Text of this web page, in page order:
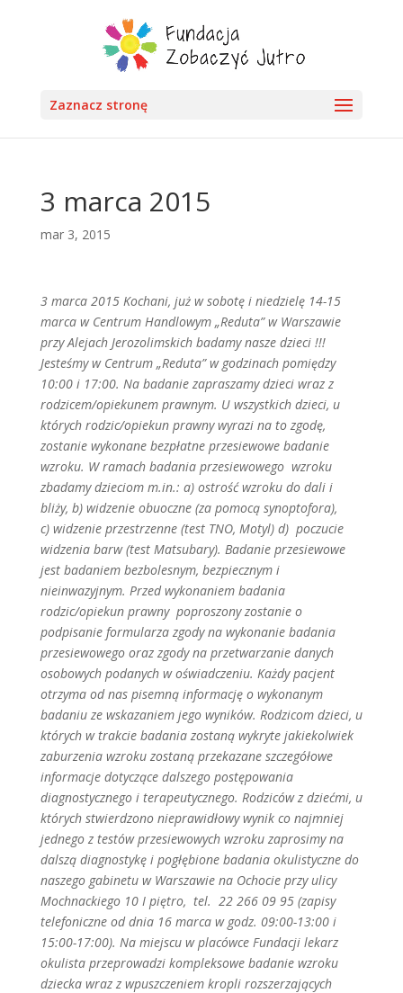
Zaznacz stronę
3 marca 2015
mar 3, 2015
3 marca 2015Kochani, już w sobotę i niedzielę 14-15
marca w Centrum Handlowym „Reduta” w Warszawie
przy Alejach Jerozolimskich badamy nasze dzieci !!!
Jesteśmy w Centrum „Reduta” w godzinach pomiędzy
10:00 i 17:00. Na badanie zapraszamy dzieci wraz z
rodzicem/opiekunem prawnym. U wszystkich dzieci, u
których rodzic/opiekun prawny wyrazi na to zgodę,
zostanie wykonane bezpłatne przesiewowe badanie
wzroku. W ramach badania przesiewowego wzroku
zbadamy dzieciom m.in.: a) ostrość wzroku do dali i
bliży, b) widzenie obuoczne (za pomocą synoptofora),
c) widzenie przestrzenne (test TNO, Motyl) d) poczucie
widzenia barw (test Matsubary). Badanie przesiewowe
jest badaniem bezbolesnym, bezpiecznym i
nieinwazyjnym. Przed wykonaniem badania
rodzic/opiekun prawny poproszony zostanie o
podpisanie formularza zgody na wykonanie badania
przesiewowego oraz zgody na przetwarzanie danych
osobowych podanych w oświadczeniu. Każdy pacjent
otrzyma od nas pisemną informację o wykonanym
badaniu ze wskazaniem jego wyników. Rodzicom dzieci, u
których w trakcie badania zostaną wykryte jakiekolwiek
zaburzenia wzroku zostaną przekazane szczegółowe
informacje dotyczące dalszego postępowania
diagnostycznego i terapeutycznego. Rodziców z dziećmi, u
których stwierdzono nieprawidłowy wynik co najmniej
jednego z testów przesiewowych wzroku zaprosimy na
dalszą diagnostykę i pogłębione badania okulistyczne do
naszego gabinetu w Warszawie na Ochocie przy ulicy
Mochnackiego 10 I piętro, tel. 22 266 09 95 (zapisy
telefoniczne od dnia 16 marca w godz. 09:00-13:00 i
15:00-17:00). Na miejscu w placówce Fundacji lekarz
okulista przeprowadzi kompleksowe badanie wzroku
dziecka wraz z wpuszczeniem kropli rozszerzających